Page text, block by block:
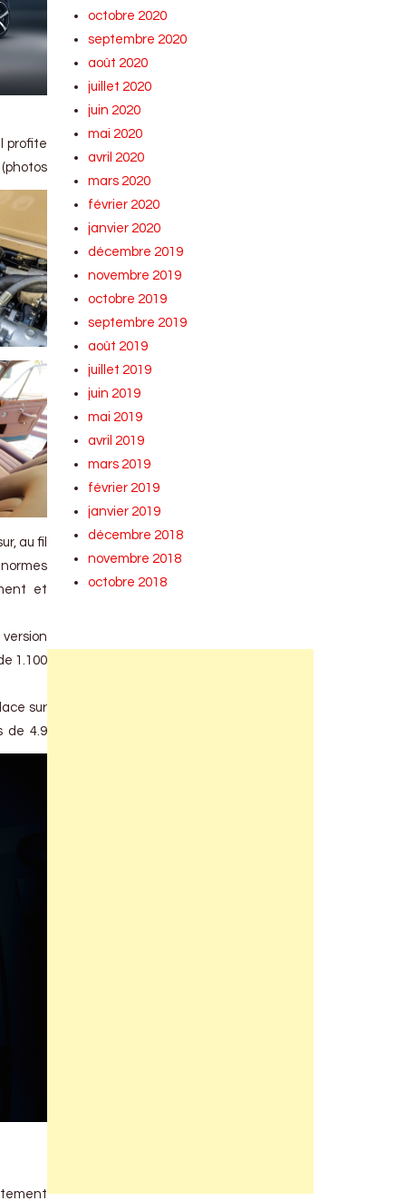
profite
au fil
et
1.100
sur
de 4.9
octobre 2020
septembre 2020
août 2020
juillet 2020
juin 2020
mai 2020
avril 2020
mars 2020
février 2020
janvier 2020
décembre 2019
novembre 2019
octobre 2019
septembre 2019
août 2019
juillet 2019
juin 2019
mai 2019
avril 2019
mars 2019
février 2019
janvier 2019
décembre 2018
novembre 2018
octobre 2018